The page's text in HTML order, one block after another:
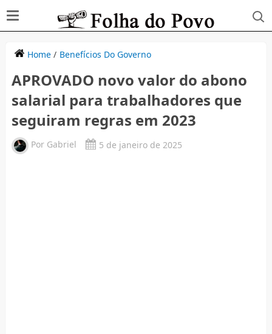
Home/ Benefícios Do Governo
APROVADO novo valor do abono
salarial para trabalhadores que
seguiram regras em 2023
Por Gabriel 5 de janeiro de 2025